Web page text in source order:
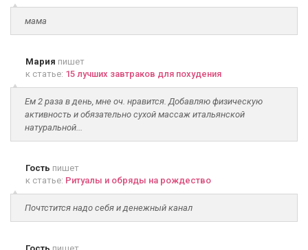
мама
Мария пишет
к статье: 15 лучших завтраков для похудения
Ем 2 раза в день, мне оч. нравится. Добавляю физическую
активность и обязательно сухой массаж итальянской
натуральной...
Гость пишет
к статье: Ритуалы и обряды на рождество
Почтстится надо себя и денежный канал